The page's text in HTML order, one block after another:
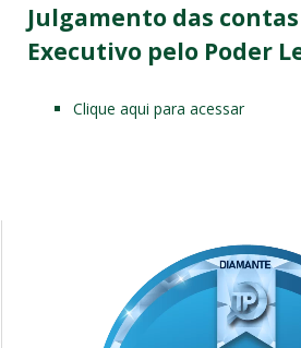
Julgamento das contas
Executivo pelo Poder
Clique aqui para acessar